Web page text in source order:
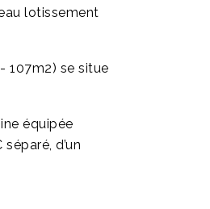
lotissement
107m2) se situe
équipée
d’un